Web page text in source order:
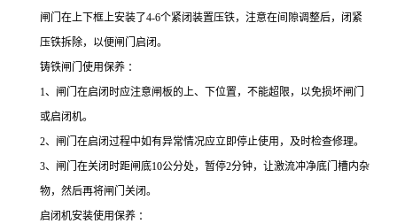
闸门在上下框上安装了4-6个紧闭装置压铁，注意在间隙调整后，闭紧
压铁拆除，以便闸门启闭。
铸铁闸门使用保养 ：
1、闸门在启闭时应注意闸板的上、下位置，不能超限，以免损坏闸门
或启闭机。
2、闸门在启闭过程中如有异常情况应立即停止使用，及时检查修理。
3、闸门在关闭时距闸底10公分处，暂停2分钟，让激流冲净底门槽内杂
物，然后再将闸门关闭。
启闭机安装使用保养 ：